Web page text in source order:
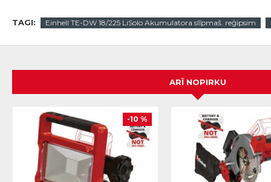
TAGI: Einhell TE-DW 18/225 LiSolo Akumulatora slīpmaš. reģipsim
ARĪ NOPIRKU
-10 %